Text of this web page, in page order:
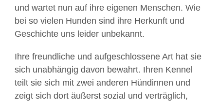
und wartet nun auf ihre eigenen Menschen. Wie
bei so vielen Hunden sind ihre Herkunft und
Geschichte uns leider unbekannt.
Ihre freundliche und aufgeschlossene Art hat sie
sich unabhängig davon bewahrt. Ihren Kennel
teilt sie sich mit zwei anderen Hündinnen und
zeigt sich dort äußerst sozial und verträglich,